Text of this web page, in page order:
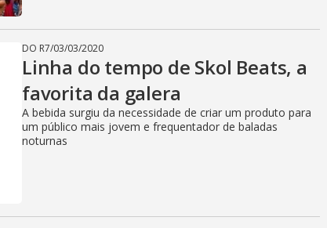
DO R7/03/03/2020
Linha do tempo de Skol Beats, a
favorita da galera
A bebida surgiu da necessidade de criar um produto para
um público mais jovem e frequentador de baladas
noturnas